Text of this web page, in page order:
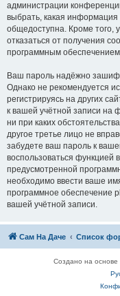
администрации
выбрать, какая
общедоступна. Кроме того,
отказаться от получения
программным
Ваш пароль надёжно
Однако не рекомендуется
регистрируясь на других
к вашей учётной записи на
ни при каких
другое третье лицо не
забудете ваш пароль к
воспользоваться функцией
предусмотренной
необходимо ввести ваше
программное обеспечение
вашей учётной записи.
Сам На Даче Список
Создано на основе